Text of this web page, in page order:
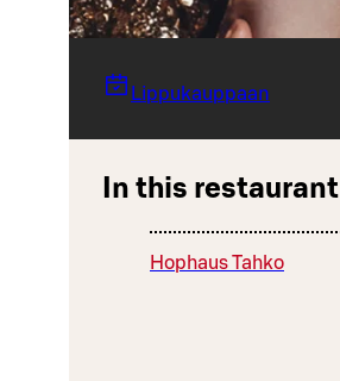
Lippukauppaan
In this restaurant
Hophaus Tahko